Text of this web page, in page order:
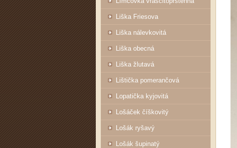
Liška Friesova
Liška nálevkovitá
Liška obecná
Liška žlutavá
Lištička pomerančová
Lopatička kyjovitá
Lošáček číškovitý
Lošák ryšavý
Lošák šupinatý